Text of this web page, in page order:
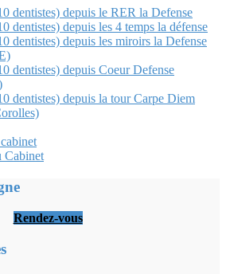
dentistes) depuis le RER la Defense
dentistes) depuis les 4 temps la défense
dentistes) depuis les miroirs la Defense
dentistes) depuis Coeur Defense
dentistes) depuis la tour Carpe Diem
Cabinet
Rendez-vous